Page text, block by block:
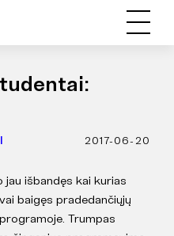
2017-06-20
išbandęs kai kurias
baigęs pradedančiųjų
Trumpas